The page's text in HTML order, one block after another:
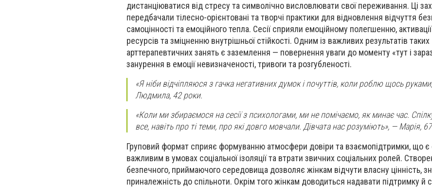
дистанціюватися від стресу та символічно висловлювати свої переживання. Ці
передбачали тілесно-орієнтовані та творчі практики для відновлення відчуття
самоцінності та емоційного тепла. Сесії сприяли емоційному полегшенню,
ресурсів та зміцненню внутрішньої стійкості. Одним із важливих результатів таких
арттерапевтичних занять є заземлення — повернення уваги до моменту «тут і
занурення в емоції невизначеності, тривоги та розгубленості.
«Я ніби відчіпляюся з гачка негативних думок і почуттів, коли роблю щось
Людмила, 42 роки.
«Коли ми збираємося на сесії з психологами, ми не помічаємо, як минає час.
все, навіть про ті теми, про які довго мовчали. Дівчата нас розуміють», — Марія,
Груповий формат сприяє формуванню атмосфери довіри та взаємопідтримки, що
важливим в умовах соціальної ізоляції та втрати звичних соціальних ролей.
безпечного, приймаючого середовища дозволяє жінкам відчути власну цінність,
приналежність до спільноти. Окрім того жінкам доводиться надавати підтримку й